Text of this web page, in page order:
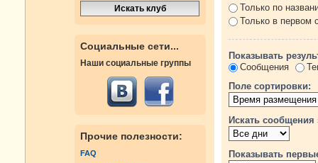
Социальные сети...
Наши социальные группы
Прочие полезности:
FAQ
Только по
Только в первом
Показывать
Сообщения
Поле сортировки:
Искать сообщения
Показывать